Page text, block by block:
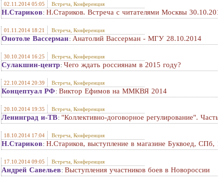
02.11.2014 05:05 Встреча, Конференция
Н.Стариков: Н.Стариков. Встреча с читателями Москвы
01.11.2014 18:21 Встреча, Конференция
Онотоле Вассерман: Анатолий Вассерман - МГУ 28.10.2014
30.10.2014 16:25 Встреча, Конференция
Сулакшин-центр: Чего ждать россиянам в 2015 году?
22.10.2014 20:39 Встреча, Конференция
Концептуал РФ: Виктор Ефимов на ММКВЯ 2014
20.10.2014 19:35 Встреча, Конференция
Ленинград и-ТВ: "Коллективно-договорное регулирование".
18.10.2014 17:04 Встреча, Конференция
Н.Стариков: Н.Стариков, выступление в магазине Буквоед, СПб,
17.10.2014 09:05 Встреча, Конференция
Андрей Савельев: Выступления участников боев в Новороссии